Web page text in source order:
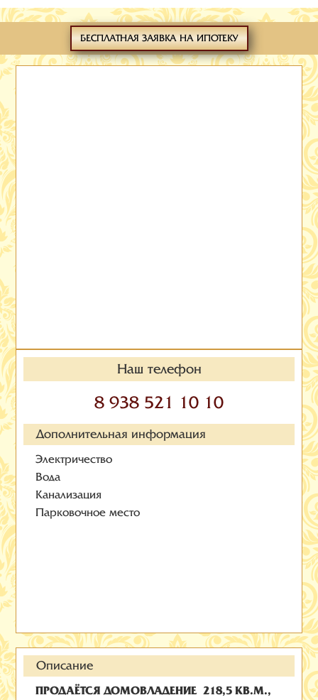
БЕСПЛАТНАЯ ЗАЯВКА НА ИПОТЕКУ
Наш телефон
8 938 521 10 10
Дополнительная информация
Электричество
Вода
Канализация
Парковочное место
Описание
ПРОДАЁТСЯ ДОМОВЛАДЕНИЕ 218,5 КВ.М.,